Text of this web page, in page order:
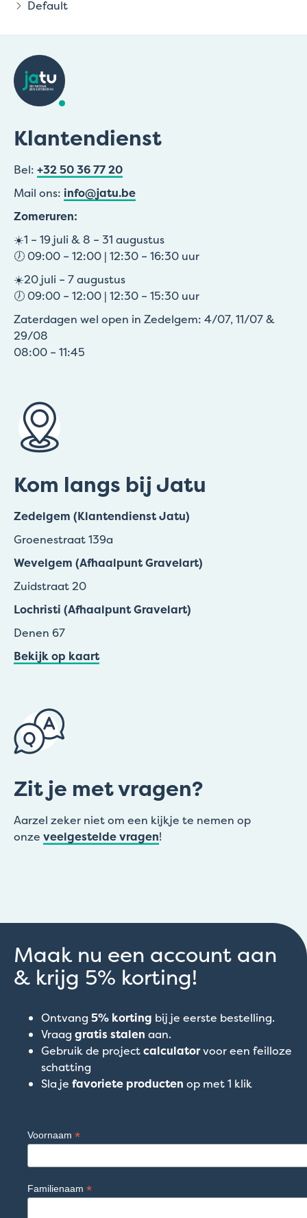
Default
Klantendienst
Bel: +32 50 36 77 20
Mail ons: info@jatu.be
Zomeruren:
☀️1 – 19 juli & 8 – 31 augustus
🕖 09:00 – 12:00 | 12:30 – 16:30 uur
☀️20 juli – 7 augustus
🕖 09:00 – 12:00 | 12:30 – 15:30 uur
Zaterdagen wel open in Zedelgem: 4/07, 11/07 &
29/08
08:00 – 11:45
Kom langs bij Jatu
Zedelgem (Klantendienst Jatu)
Groenestraat 139a
Wevelgem (Afhaalpunt Gravelart)
Zuidstraat 20
Lochristi (Afhaalpunt Gravelart)
Denen 67
Bekijk op kaart
Zit je met vragen?
Aarzel zeker niet om een kijkje te nemen op
onze veelgestelde vragen!
Maak nu een account aan
& krijg 5% korting!
Ontvang 5% korting bij je eerste bestelling.
Vraag gratis stalen aan.
Gebruik de projectcalculatorvoor een feilloze
schatting
Sla je favoriete producten op met 1 klik
Voornaam *
Familienaam *